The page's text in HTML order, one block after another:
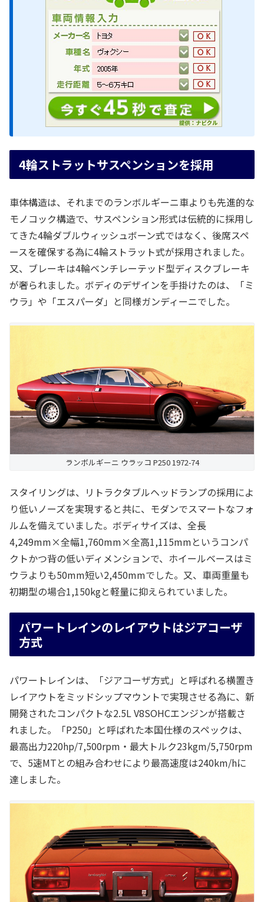
4輪ストラットサスペンションを採用
車体構造は、それまでのランボルギーニ車よりも先進的な
モノコック構造で、サスペンション形式は伝統的に採用し
てきた4輪ダブルウィッシュボーン式ではなく、後席スペ
ースを確保する為に4輪ストラット式が採用されました。
又、ブレーキは4輪ベンチレーテッド型ディスクブレーキ
が奢られました。ボディのデザインを手掛けたのは、「ミ
ウラ」や「エスパーダ」と同様ガンディーニでした。
ランボルギーニ ウラッコ P250 1972-74
スタイリングは、リトラクタブルヘッドランプの採用によ
り低いノーズを実現すると共に、モダンでスマートなフォ
ルムを備えていました。ボディサイズは、全長
4,249mm×全幅1,760mm×全高1,115mmというコンパ
クトかつ背の低いディメンションで、ホイールベースはミ
ウラよりも50mm短い2,450mmでした。又、車両重量も
初期型の場合1,150kgと軽量に抑えられていました。
パワートレインのレイアウトはジアコーザ
方式
パワートレインは、「ジアコーザ方式」と呼ばれる横置き
レイアウトをミッドシップマウントで実現させる為に、新
開発されたコンパクトな2.5L V8SOHCエンジンが搭載さ
れました。「P250」と呼ばれた本国仕様のスペックは、
最高出力220hp/7,500rpm・最大トルク23kgm/5,750rpm
で、5速MTとの組み合わせにより最高速度は240km/hに
達しました。